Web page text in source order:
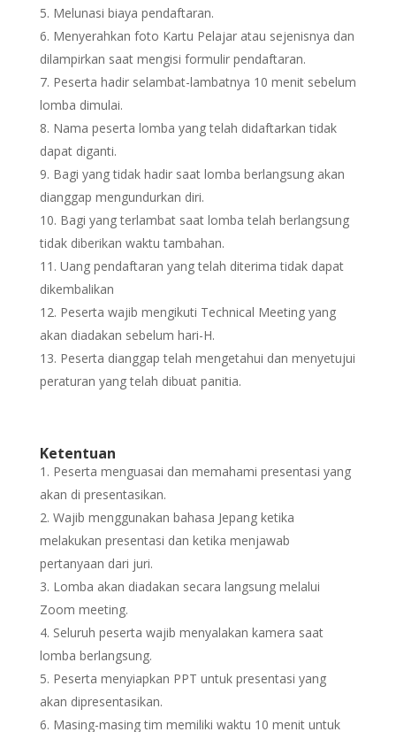
Melunasi biaya pendaftaran.
Menyerahkan foto Kartu Pelajar atau sejenisnya dan
dilampirkan saat mengisi formulir pendaftaran.
Peserta hadir selambat-lambatnya 10 menit sebelum
lomba dimulai.
Nama peserta lomba yang telah didaftarkan tidak
dapat diganti.
Bagi yang tidak hadir saat lomba berlangsung akan
dianggap mengundurkan diri.
Bagi yang terlambat saat lomba telah berlangsung
tidak diberikan waktu tambahan.
Uang pendaftaran yang telah diterima tidak dapat
dikembalikan
Peserta wajib mengikuti Technical Meeting yang
akan diadakan sebelum hari-H.
Peserta dianggap telah mengetahui dan menyetujui
peraturan yang telah dibuat panitia.
Ketentuan
Peserta menguasai dan memahami presentasi yang
akan di presentasikan.
Wajib menggunakan bahasa Jepang ketika
melakukan presentasi dan ketika menjawab
pertanyaan dari juri.
Lomba akan diadakan secara langsung melalui
Zoom meeting.
Seluruh peserta wajib menyalakan kamera saat
lomba berlangsung.
Peserta menyiapkan PPT untuk presentasi yang
akan dipresentasikan.
Masing-masing tim memiliki waktu 10 menit untuk